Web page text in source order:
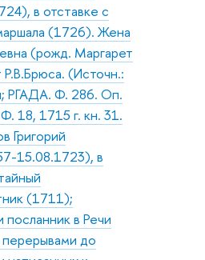
в отставке с
(1726). Жена
(рожд. Маргарет
(Источн.:
РГАДА. Ф. 286. Оп.
18, 1715 г. кн. 31.
Григорий
15.08.1723), в
(1711);
в Речи
до